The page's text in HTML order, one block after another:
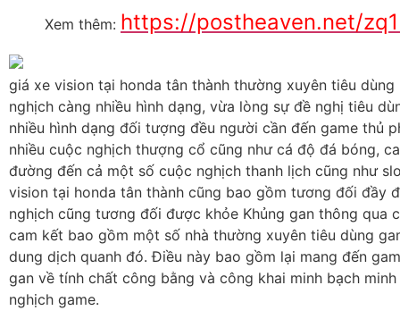
Xem thêm: https://postheaven.net/
giá xe vision tại honda tân thành thường xuyên tiêu
nghịch càng nhiều hình dạng, vừa lòng sự đề nghị tiêu
nhiều hình dạng đối tượng đều người cần đến game thủ
nhiều cuộc nghịch thượng cổ cũng như cá độ đá bóng,
đường đến cả một số cuộc nghịch thanh lịch cũng như
vision tại honda tân thành cũng bao gồm tương đối đầy
nghịch cũng tương đối được khỏe Khủng gan thông qua
cam kết bao gồm một số nhà thường xuyên tiêu dùng
dung dịch quanh đó. Điều này bao gồm lại mang đến
gan về tính chất công bằng và công khai minh bạch
nghịch game.